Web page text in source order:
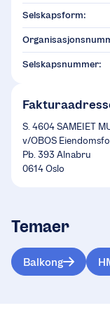
Selskapsform:
Selskapsnummer:
S. 4604 SAMEIET
v/OBOS
Pb. 393 Alnabru
0614 Oslo
Temaer
Balkong